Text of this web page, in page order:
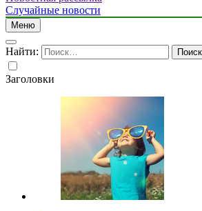
Случайные новости
Меню
Найти:
Заголовки